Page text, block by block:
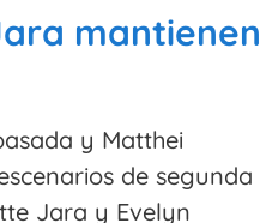
mantienen
y Matthei
de segunda
Jara y Evelyn